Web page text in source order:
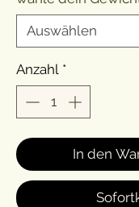
Anzahl *
In den